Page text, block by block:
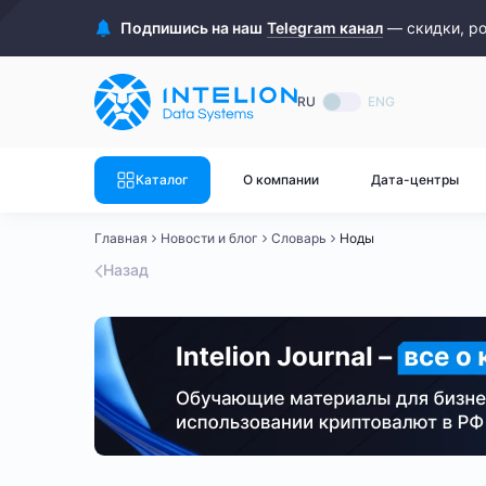
Подпишись на наш Telegram канал — скидки,
RU ENG
Каталог О компании Дата-центры
ASIC майнеры
Bitmain
Innosilicon
Iceriver
Смотреть весь каталог
Готовый
Готовый
Готовый
Готовый
Главная Новости и блог Словарь Ноды
Назад